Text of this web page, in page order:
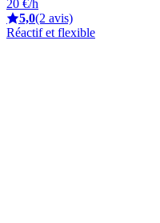
20 €/h
5,0(2 avis)
Réactif et flexible